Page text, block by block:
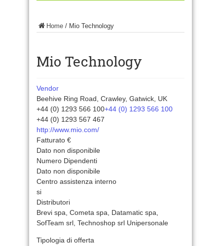
Home / Mio Technology
Mio Technology
Vendor
Beehive Ring Road, Crawley, Gatwick, UK
+44 (0) 1293 566 100+44 (0) 1293 566 100
+44 (0) 1293 567 467
http://www.mio.com/
Fatturato €
Dato non disponibile
Numero Dipendenti
Dato non disponibile
Centro assistenza interno
si
Distributori
Brevi spa, Cometa spa, Datamatic spa,
SofTeam srl, Technoshop srl Unipersonale
Tipologia di offerta